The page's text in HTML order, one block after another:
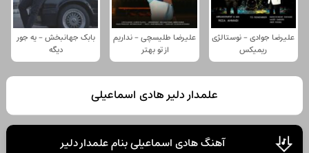
علیرضا جوادی - نوستالژی
ریمیکس
علیرضا طلیسچی - نداریم
از تو بهتر
بابک جهانبخش - یه جور
دیگه
علمدار دلیر هادی اسماعیلی
آهنگ هادی اسماعیلی بنام علمدار دلیر